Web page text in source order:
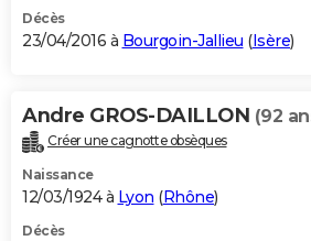
Décès
23/04/2016 à Bourgoin-Jallieu (Isère)
Andre GROS-DAILLON (92
Créer une cagnotte obsèques
Naissance
12/03/1924 à Lyon (Rhône)
Décès